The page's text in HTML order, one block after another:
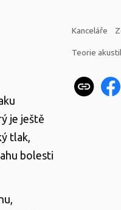
je ještě
tlak,
bolesti
Kanceláře
Teorie